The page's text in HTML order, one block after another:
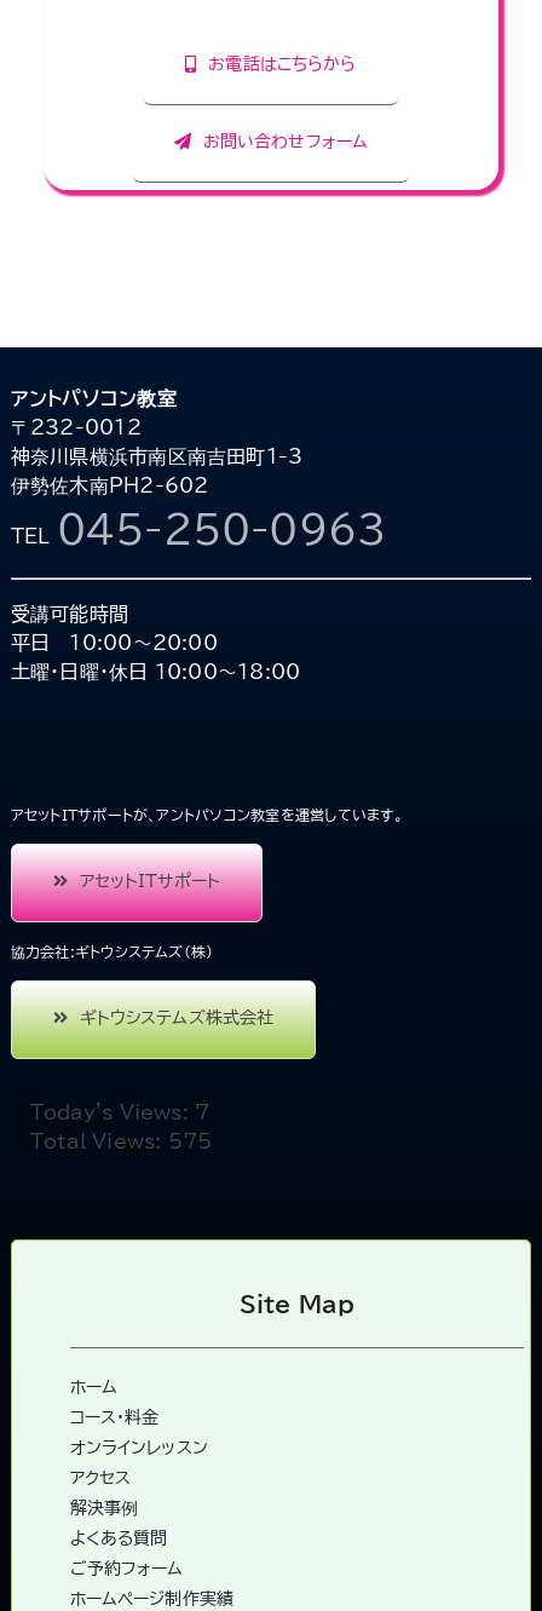
お電話はこちらから
お問い合わせフォーム
アントパソコン教室
〒232-0012
神奈川県横浜市南区南吉田町1-3
伊勢佐木南PH2-602
TEL 045-250-0963
受講可能時間
平日 10:00～20:00
土曜・日曜・休日 10:00～18:00
アセットITサポートが、アントパソコン教室を運営しています。
アセットITサポート
協力会社:ギトウシステムズ(株)
ギトウシステムズ株式会社
Today's Views: 7
Total Views: 575
Site Map
ホーム
コース・料金
オンラインレッスン
アクセス
解決事例
よくある質問
ご予約フォーム
ホームページ制作実績